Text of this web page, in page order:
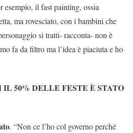
esempio, il fast painting, ossia
ma rovesciato, con i bambini che
si tratti- racconta- non è
fa da filtro ma l’idea è piaciuta e ho
IL 50% DELLE FESTE È STATO
. “Non ce l’ho col governo perché